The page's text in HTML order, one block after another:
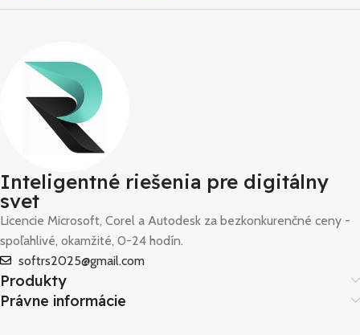
Inteligentné riešenia pre digitálny
svet
Licencie Microsoft, Corel a Autodesk za bezkonkurenčné ceny -
spoľahlivé, okamžité, 0-24 hodín.
softrs2025@gmail.com
Produkty
Právne informácie